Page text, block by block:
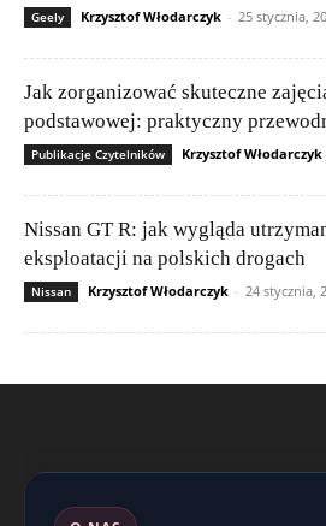
Geely Krzysztof Włodarczyk - 25 stycznia,
Jak zorganizować skuteczne
podstawowej: praktyczny
Publikacje Czytelników Krzysztof Włodarczyk
Nissan GT R: jak wygląda
eksploatacji na polskich drogach
Nissan Krzysztof Włodarczyk - 24 stycznia,